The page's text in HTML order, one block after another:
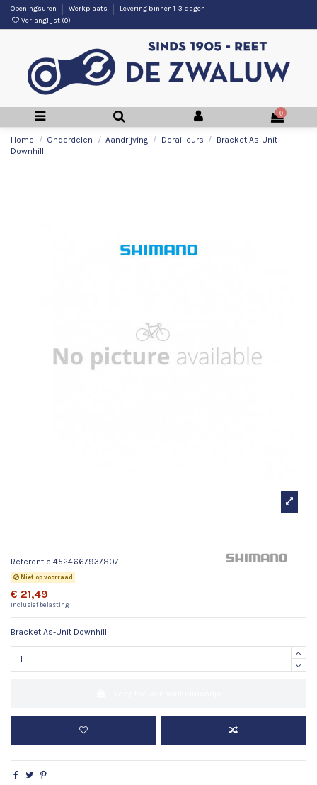
Openingsuren Werkplaats
Levering binnen 1-3 dagen
Verlanglijst (0)
0
Home Onderdelen Aandrijving Derailleurs
Bracket As-Unit
Downhill
Referentie 4524667937807
Niet op voorraad
€ 21,49
Inclusief belasting
Bracket As-Unit Downhill